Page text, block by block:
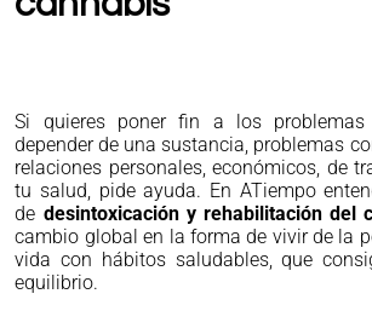
Si quieres poner fin a los problemas
depender de una sustancia, problemas
relaciones personales, económicos, de
tu salud, pide ayuda. En ATiempo
de desintoxicación y rehabilitación del
cambio global en la forma de vivir de la
vida con hábitos saludables, que
equilibrio.